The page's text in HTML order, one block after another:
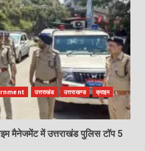
उत्तराखंड उत्तराखण्ड
क्राइम
मैनेजमेंट में उत्तराखंड पुलिस टॉप 5